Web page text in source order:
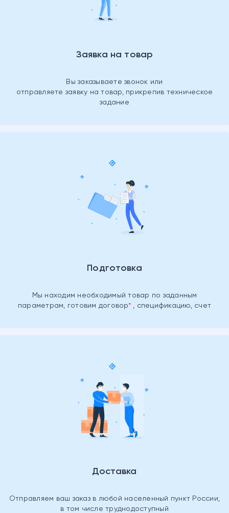
Заявка на товар
Вы заказываете звонок или
отправляете заявку на товар, прикрепив техническое
задание
Подготовка
Мы находим необходимый товар по заданным
параметрам, готовим договор , спецификацию, счет
Доставка
Отправляем ваш заказ в любой населенный пункт России,
в том числе труднодоступный